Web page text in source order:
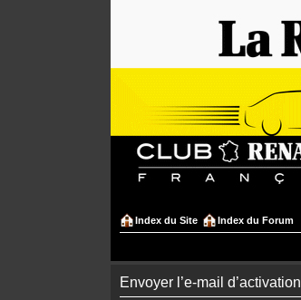
Index du Site Index du Forum
Envoyer l’e-mail d’activation